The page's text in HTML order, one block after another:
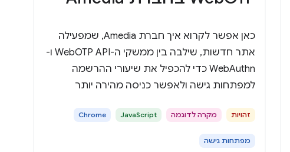
כאן אפשר לקרוא איך חברת Amedia, שמפעילה
אתר חדשות, שילבה בין ממשקי ה-API‏ WebOTP ו-
WebAuthn כדי להכפיל את שיעורי ההרשמה
למפתחות גישה ולאפשר כניסה מהירה יותר
זהויות מקרה לדוגמה JavaScript
Chrome
מפתחות גישה